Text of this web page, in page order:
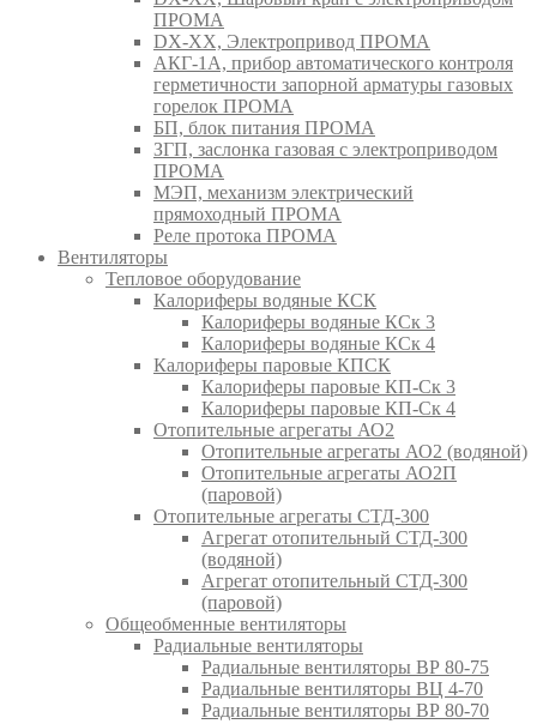
ПРОМА
DX-XX, Электропривод ПРОМА
АКГ-1А, прибор автоматического контроля
герметичности запорной арматуры газовых
горелок ПРОМА
БП, блок питания ПРОМА
ЗГП, заслонка газовая с электроприводом
ПРОМА
МЭП, механизм электрический
прямоходный ПРОМА
Реле протока ПРОМА
Вентиляторы
Тепловое оборудование
Калориферы водяные КСК
Калориферы водяные КСк 3
Калориферы водяные КСк 4
Калориферы паровые КПСК
Калориферы паровые КП-Ск 3
Калориферы паровые КП-Ск 4
Отопительные агрегаты АО2
Отопительные агрегаты АО2 (водяной)
Отопительные агрегаты АО2П
(паровой)
Отопительные агрегаты СТД-300
Агрегат отопительный СТД-300
(водяной)
Агрегат отопительный СТД-300
(паровой)
Общеобменные вентиляторы
Радиальные вентиляторы
Радиальные вентиляторы ВР 80-75
Радиальные вентиляторы ВЦ 4-70
Радиальные вентиляторы ВР 80-70